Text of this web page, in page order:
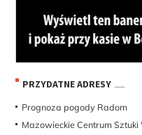
PRZYDATNE ADRESY
Prognoza pogody Radom
Mazowieckie Centrum Sztuki